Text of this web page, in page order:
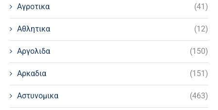
Αγροτικα (41)
Αθλητικα (12)
Αργολιδα (150)
Αρκαδια (151)
Αστυνομικα (463)